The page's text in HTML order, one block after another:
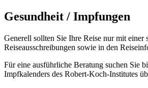
Gesundheit / Impfungen
Generell sollten Sie Ihre Reise nur mit
Reiseausschreibungen sowie in den
Für eine ausführliche Beratung suchen Sie
Impfkalenders des Robert-Koch-Institutes